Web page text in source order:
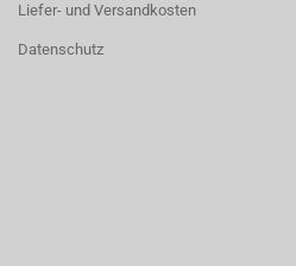
Liefer- und Versandkosten
Datenschutz